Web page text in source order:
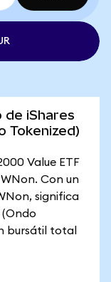
de iShares
Tokenized)
Value ETF
Con un
significa
(Ondo
bursátil total